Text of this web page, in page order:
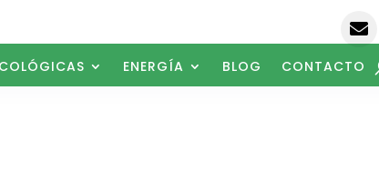

ENERGÍA BLOG CONTACTO